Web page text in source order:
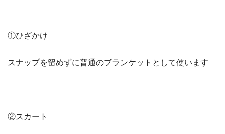
①ひざかけ
スナップを留めずに普通のブランケットとして使います
②スカート